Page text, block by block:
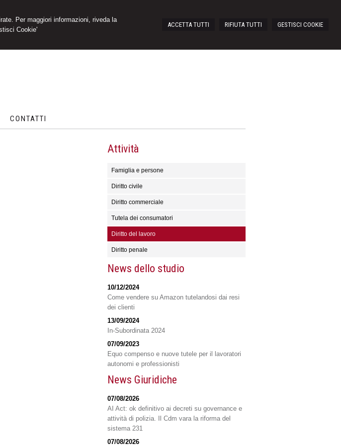
Per maggiori informazioni, riveda la
Cookie'
ACCETTA TUTTI RIFIUTA TUTTI GESTISCI COOKIE
CONTATTI
Attività
Famiglia e persone
Diritto civile
Diritto commerciale
Tutela dei consumatori
Diritto del lavoro
Diritto penale
News dello studio
10/12/2024
Come vendere su Amazon tutelandosi dai resi
dei clienti
13/09/2024
In-Subordinata 2024
07/09/2023
Equo compenso e nuove tutele per il lavoratori
autonomi e professionisti
News Giuridiche
07/08/2026
AI Act: ok definitivo ai decreti su governance e
attività di polizia. Il Cdm vara la riforma del
sistema 231
07/08/2026